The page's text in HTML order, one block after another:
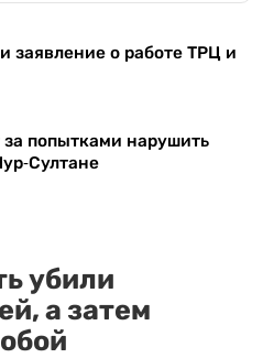
заявление о работе ТРЦ и
попытками нарушить
Султане
убили
а затем